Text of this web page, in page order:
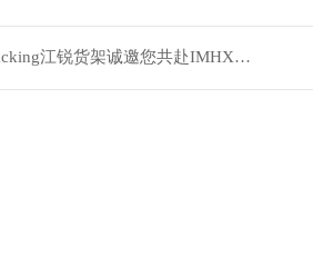
江锐货架诚邀您共赴IMHX